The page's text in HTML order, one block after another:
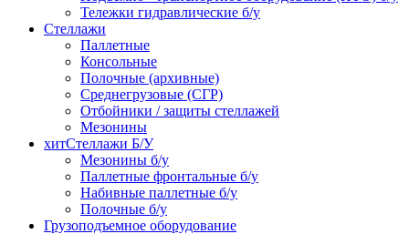
Тележки гидравлические б/у
Стеллажи
Паллетные
Консольные
Полочные (архивные)
Среднегрузовые (СГР)
Отбойники / защиты стеллажей
Мезонины
хитСтеллажи Б/У
Мезонины б/у
Паллетные фронтальные б/у
Набивные паллетные б/у
Полочные б/у
Грузоподъемное оборудование